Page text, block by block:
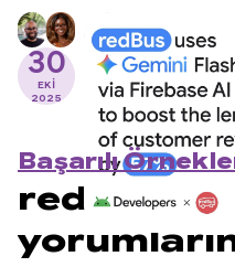
30
EKI
2025
Başarılı
redBus,